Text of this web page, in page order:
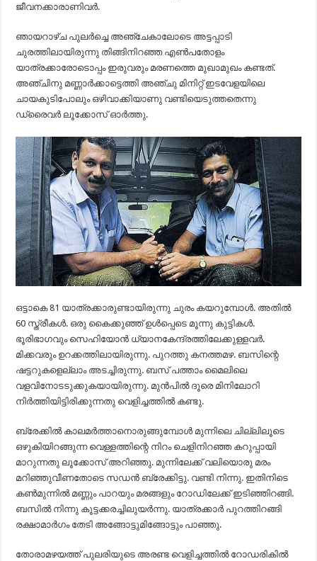
ജീവനക്കാരാണിവർ.
ഞായറാഴ്ച പുലർച്ചെ അഞ്ചേകാലോടെ അട്ടപ്പാടി
ചുരത്തിലായിരുന്നു തിങ്ങിനിറഞ്ഞ എൺപതോളം
യാത്രക്കാരോടൊപ്പം ഇരുവരും മരണത്തെ മുഖാമുഖം കണ്ടത്.
അഞ്ചിനു മണ്ണാർക്കാട്ടെത്തി അഞ്ചു മിനിറ്റ് ഇടവേളയിലെ
ചായകുടിപോലും ഒഴിവാക്കിയാണു വണ്ടിയെടുത്തതെന്നു
ഡ്രൈവർ ലൂക്കോസ് ഓർത്തു.
ഒട്ടാകെ 81 യാത്രക്കാരുണ്ടായിരുന്നു ചുരം കയറുമ്പോൾ. അതിൽ
60 സ്ത്രീകൾ. ഒരു കൈക്കുഞ്ഞ് ഉൾപ്പെടെ മൂന്നു കുട്ടികൾ.
ഭൂരിഭാഗവും സെഹിയോൻ ധ്യാനകേന്ദ്രത്തിലേക്കുള്ളവർ.
മിക്കവരും ഉറക്കത്തിലായിരുന്നു. പുറത്തു കനത്തമഴ. ബസിന്റെ
ഷട്ടറുകളെല്ലാം അടച്ചിരുന്നു. ബസ് പത്താം മൈലിലെ
വളവിനോടടുക്കുകയായിരുന്നു. മുൻപിൽ ദൂരെ മിനിലോറി
നിർത്തിയിട്ടിരിക്കുന്നതു വെളിച്ചത്തിൽ കണ്ടു.
ബ്രേക്കിൽ കാലമർത്താനൊരുങ്ങുമ്പോൾ മുന്നിലെ ചില്ലിലൂടെ
ഒഴുകിയിറങ്ങുന്ന വെള്ളത്തിന്റെ നിറം ചെളിനിറഞ്ഞ കറുപ്പായി
മാറുന്നതു ലൂക്കോസ് അറിഞ്ഞു. മുന്നിലേക്ക് വലിയൊരു മരം
മറിഞ്ഞുവീണതോടെ സഡൻ ബ്രേക്കിട്ടു. വണ്ടി നിന്നു. ഇതിനിടെ
കൺമുന്നിൽ മണ്ണും പാറയും മരങ്ങളും റോഡിലേക്ക് ഇടിഞ്ഞിറങ്ങി.
ബസിൽ നിന്നു കൂട്ടക്കരച്ചിലുയർന്നു. യാത്രക്കാർ പുറത്തിറങ്ങി
രക്ഷാമാർഗം തേടി അങ്ങോട്ടുമിങ്ങോട്ടും പാഞ്ഞു.
തോരാമഴയത്ത് പുലരിയുടെ അരണ്ട വെളിച്ചത്തിൽ റോഡരികിൽ